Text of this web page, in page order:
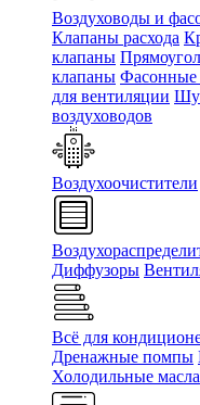
Воздуховоды и
Клапаны расхода
клапаны
клапаны Фасонные
для вентиляции
воздуховодов
Воздухоочистители
Диффузоры
Всё для
Дренажные помпы
Холодильные масла